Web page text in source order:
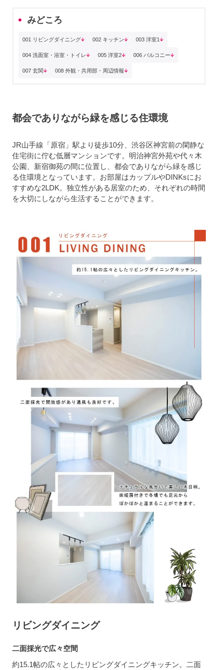
みどころ
001 リビングダイニング 002 キッチン 003 洋室1
004 洗面室・浴室・トイレ 005 洋室2 006 バルコニー
007 玄関 008 外観・共用部・周辺情報
都会でありながら緑を感じる住環境
JR山手線「原宿」駅より徒歩10分、渋谷区神宮前の閑静な
住宅街に佇む低層マンションです。明治神宮外苑や代々木
公園、新宿御苑の間に位置し、都会でありながら緑を感じ
る住環境となっています。お部屋はカップルやDINKsにお
すすめな2LDK。独立性がある居室のため、それぞれの時間
を大切にしながら生活することができます。
リビングダイニング
二面採光で広々空間
約15.1帖の広々としたリビングダイニングキッチン。二面